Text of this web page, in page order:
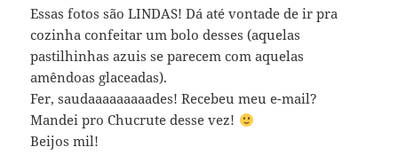
Essas fotos são LINDAS! Dá até vontade de ir pra
cozinha confeitar um bolo desses (aquelas
pastilhinhas azuis se parecem com aquelas
amêndoas glaceadas).
Fer, saudaaaaaaaaades! Recebeu meu e-mail?
Mandei pro Chucrute desse vez!
Beijos mil!